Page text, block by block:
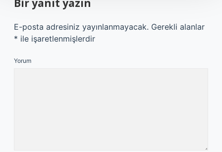
Bir yanıt yazın
E-posta adresiniz yayınlanmayacak. Gerekli alanlar
* ile işaretlenmişlerdir
Yorum